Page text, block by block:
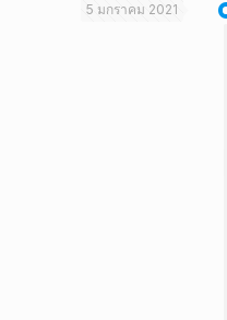
5 มกราคม 2021